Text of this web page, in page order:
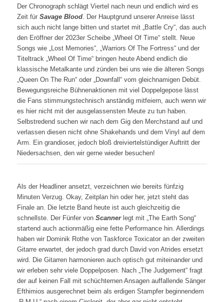
Der Chronograph schlägt Viertel nach neun und endlich wird es
Zeit für Savage Blood. Der Hauptgrund unserer Anreise lässt
sich auch nicht lange bitten und startet mit „Battle Cry“, das auch
den Eröffner der 2023er Scheibe „Wheel Of Time“ stellt. Neue
Songs wie „Lost Memories“, „Warriors Of The Fortress“ und der
Titeltrack „Wheel Of Time“ bringen heute Abend endlich die
klassische Metalkante und zünden bei uns wie die älteren Songs
„Queen On The Run“ oder „Downfall“ vom gleichnamigen Debüt.
Bewegungsreiche Bühnenaktionen mit viel Doppelgepose lässt
die Fans stimmungstechnisch anständig mitfeiern, auch wenn wir
es hier nicht mit der ausgelassensten Meute zu tun haben.
Selbstredend suchen wir nach dem Gig den Merchstand auf und
verlassen diesen nicht ohne Shakehands und dem Vinyl auf dem
Arm. Ein grandioser, jedoch bloß dreiviertelstündiger Auftritt der
Niedersachsen, den wir gerne wieder besuchen!
Als der Headliner ansetzt, verzeichnen wie bereits fünfzig
Minuten Verzug. Okay, Zeitplan hin oder her, jetzt steht das
Finale an. Die letzte Band heute ist auch gleichzeitig die
schnellste. Der Fünfer von Scannerlegt mit „The Earth Song“
startend auch actionmäßig eine fette Performance hin. Allerdings
haben wir Dominik Rothe von Taskforce Toxicator an der zweiten
Gitarre erwartet, der jedoch grad durch David von Atrides ersetzt
wird. Die Gitarren harmonieren auch optisch gut miteinander und
wir erleben sehr viele Doppelposen. Nach „The Judgement“ fragt
der auf keinen Fall mit schüchternen Ansagen auffallende Sänger
Efthimios ausgerechnet beim als erdigen Stampfer beginnendem